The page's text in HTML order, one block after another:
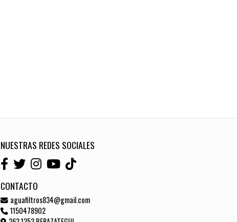
NUESTRAS REDES SOCIALES
CONTACTO
aguafiltros834@gmail.com
1150478902